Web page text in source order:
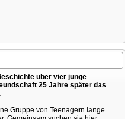
über vier junge
25 Jahre später das
Gruppe von Teenagern lange